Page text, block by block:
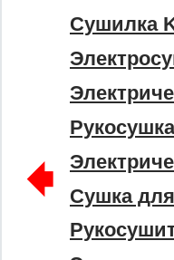
Сушилка
Сушка
🠸